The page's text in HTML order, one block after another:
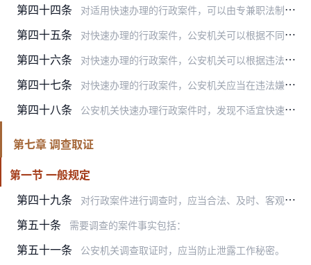
第四十四条 对适用快速办理的行政案件，可以由专兼职法制员或者办案部门负责人审核后，报公安机关负责人审批。
第四十五条 对快速办理的行政案件，公安机关可以根据不同案件类型，使用简明扼要的格式询问笔录，尽量减少需要文字记录的内容。
第四十六条 对快速办理的行政案件，公安机关可以根据违法行为人认错悔改、纠正违法行为、赔偿损失以及被侵害人谅解情况等情节，依法对违法行为人从轻、减轻处罚或者不予行政处罚。
第四十七条 对快速办理的行政案件，公安机关应当在违法嫌疑人到案后四十八小时内作出处理决定。
第四十八条 公安机关快速办理行政案件时，发现不适宜快速办理的，转为一般案件办理。快速办理阶段依法收集的证据，可以作为定案的根据。
第七章 调查取证
第一节 一般规定
第四十九条
对行政案件进行调查时，应当合法、及时、客观、全面地收集、调取证据材料，并予以审查、核实。
第五十条 需要调查的案件事实包括：
第五十一条 公安机关调查取证时，应当防止泄露工作秘密。